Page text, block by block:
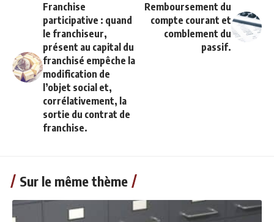
Franchise
participative : quand
le franchiseur,
présent au capital du
franchisé empêche la
modification de
l’objet social et,
corrélativement, la
sortie du contrat de
franchise.
Remboursement du
compte courant et
comblement du
passif.
Sur le même thème